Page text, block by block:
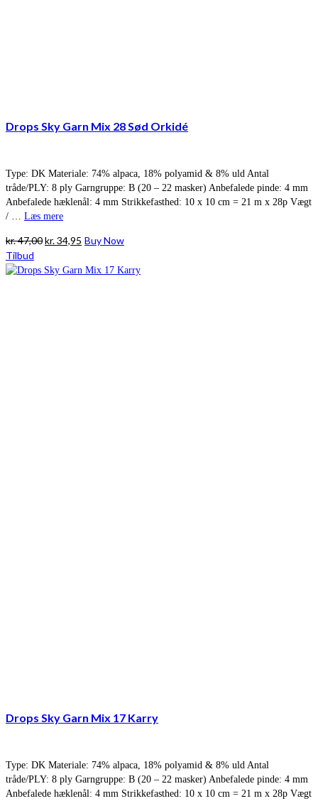
Drops Sky Garn Mix 28 Sød Orkidé
Type: DK Materiale: 74% alpaca, 18% polyamid & 8% uld Antal
tråde/PLY: 8 ply Garngruppe: B (20 – 22 masker) Anbefalede pinde: 4 mm
Anbefalede hæklenål: 4 mm Strikkefasthed: 10 x 10 cm = 21 m x 28p Vægt
/ … Læs mere
kr.47,00Den
pris
kr.34,95 Den
pris
Buy Now
Tilbud
Drops Sky Garn Mix 17 Karry
Type: DK Materiale: 74% alpaca, 18% polyamid & 8% uld Antal
tråde/PLY: 8 ply Garngruppe: B (20 – 22 masker) Anbefalede pinde: 4 mm
Anbefalede hæklenål: 4 mm Strikkefasthed: 10 x 10 cm = 21 m x 28p Vægt